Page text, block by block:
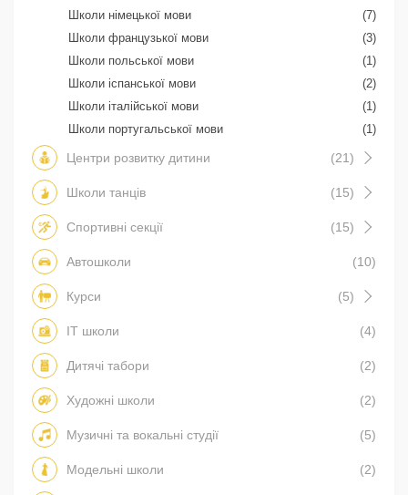
Школи німецької мови
(7)
Школи французької мови
(3)
Школи польської мови
(1)
Школи іспанської мови
(2)
Школи італійської мови
(1)
Школи португальської мови
(1)
Центри розвитку дитини (21)
Школи танців (15)
Спортивні секції (15)
Автошколи (10)
Курси (5)
IT школи (4)
Дитячі табори (2)
Художні школи (2)
Музичні та вокальні студії (5)
Модельні школи (2)